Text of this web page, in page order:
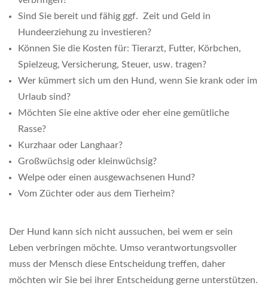
Sind Sie bereit und fähig ggf. Zeit und Geld in
Hundeerziehung zu investieren?
Können Sie die Kosten für: Tierarzt, Futter, Körbchen,
Spielzeug, Versicherung, Steuer, usw. tragen?
Wer kümmert sich um den Hund, wenn Sie krank oder im
Urlaub sind?
Möchten Sie eine aktive oder eher eine gemütliche
Rasse?
Kurzhaar oder Langhaar?
Großwüchsig oder kleinwüchsig?
Welpe oder einen ausgewachsenen Hund?
Vom Züchter oder aus dem Tierheim?
Der Hund kann sich nicht aussuchen, bei wem er sein
Leben verbringen möchte. Umso verantwortungsvoller
muss der Mensch diese Entscheidung treffen, daher
möchten wir Sie bei ihrer Entscheidung gerne unterstützen.